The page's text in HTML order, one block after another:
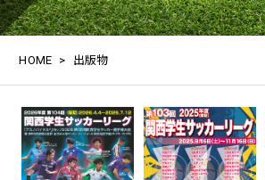
HOME > 出版物